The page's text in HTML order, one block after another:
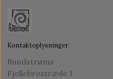
Kontaktoplysninger
Rundstrøms
Fjellebrostræde 1